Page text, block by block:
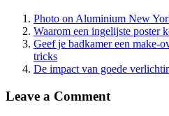
Photo on Aluminium New
Waarom een ingelijste poster
Geef je badkamer een make-
tricks
De impact van goede
Leave a Comment